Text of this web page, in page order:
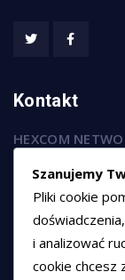
Kontakt
HEXCOM
ul. Marsz.
50-020 Wrocław
+48 789 594
Szanujemy
Pliki cookie
i analizować
cookie chcesz